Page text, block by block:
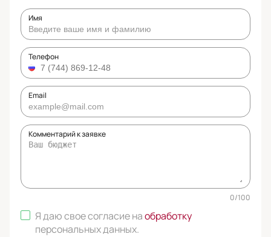
Имя
Телефон
Email
Комментарий к заявке
0/100
Я даю свое согласие наобработку
персональных данных.